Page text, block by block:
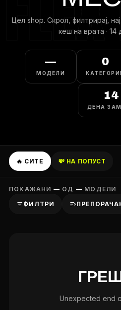
Цел shop. Скрол, филтрирaj,
кеш на врата · 14
—
МОДЕЛИ
0
14
ДЕНА
🔥 СИТЕ 💸 НА ПОПУСТ
ПОКАЖАНИ — ОД — МОДЕЛИ
ФИЛТРИ
Unexpected end